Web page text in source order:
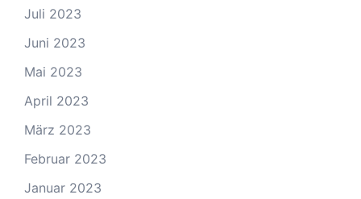
Juli 2023
Juni 2023
Mai 2023
April 2023
März 2023
Februar 2023
Januar 2023